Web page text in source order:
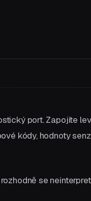
port. Zapojíte
kódy, hodnoty
se